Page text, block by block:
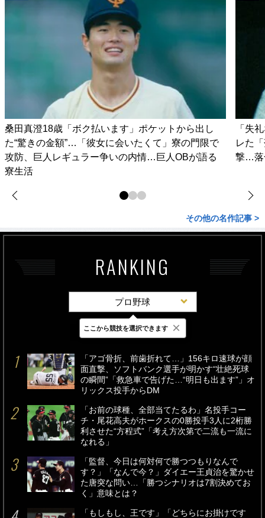
桑田真澄18歳「ボク払います」ポケットから出し
た“驚きの金額”…「彼女に会いたくて」寮の門限で
攻防、巨人レギュラー争いの内情…巨人OBが語る
寮生活
「失
レた
撃…落
その他の名作記事 >
RANKING
プロ野球
最新 24時間 週間
「アゴ骨折、前歯折れて…」156キロ速球が顔
面直撃、ソフトバンク選手が明かす“壮絶死球
の瞬間”「救急車で告げた…“明日も出ます”」オ
リックス投手からDM
「お前の球種、全部当てたるわ」名投手コー
チ・尾花高夫がホークスの0勝投手3人に2桁勝
利させた“方程式”「考え方次第で二流も一流に
なれる」
「監督、今日は何対何で勝つつもりなんで
す？」「なんで今？」ダイエー王貞治を驚かせ
た唐突な問い…「勝つシナリオは7割決めてお
く」意味とは？
「もしもし、王です」「どちらにお掛けです
ここから競技を選択できます ×